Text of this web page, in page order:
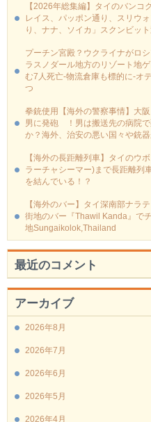
【2026年総集編】タイのバン
レイス、パッポン通り、スリウ
り、ナナ、ソイカ」スクンビッ
プーチン宮殿？ウクライナがロ
ラスノダール地方のリゾート地
む7人死亡-物流倉庫も標的に‐オ
つ
拳銃使用【海外の警察事情】大
男に発砲 ！男は搬送先の病院
か？海外、治安の悪い国々や銃
【海外の長距離列車】タイのウ
ラーチャシーマー)まで長距離列
を結んでいる！？
【海外のバー】タイ深南部ナラ
街地のバー『Thawil Kanda』で
地Sungaikolok,Thailand
最近のコメント
アーカイブ
2026年8月
2026年7月
2026年6月
2026年5月
2026年4月